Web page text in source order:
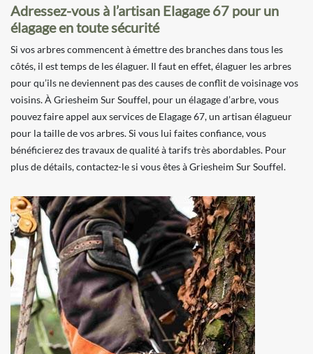
Adressez-vous à l’artisan Elagage 67 pour un
élagage en toute sécurité
Si vos arbres commencent à émettre des branches dans tous les
côtés, il est temps de les élaguer. Il faut en effet, élaguer les arbres
pour qu’ils ne deviennent pas des causes de conflit de voisinage vos
voisins. À Griesheim Sur Souffel, pour un élagage d’arbre, vous
pouvez faire appel aux services de Elagage 67, un artisan élagueur
pour la taille de vos arbres. Si vous lui faites confiance, vous
bénéficierez des travaux de qualité à tarifs très abordables. Pour
plus de détails, contactez-le si vous êtes à Griesheim Sur Souffel.